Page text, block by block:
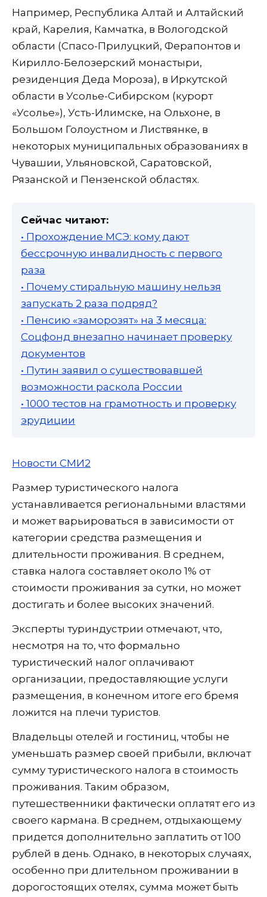
Например, Республика Алтай и Алтайский
край, Карелия, Камчатка, в Вологодской
области (Спасо-Прилуцкий, Ферапонтов и
Кирилло-Белозерский монастыри,
резиденция Деда Мороза), в Иркутской
области в Усолье-Сибирском (курорт
«Усолье»), Усть-Илимске, на Ольхоне, в
Большом Голоустном и Листвянке, в
некоторых муниципальных образованиях в
Чувашии, Ульяновской, Саратовской,
Рязанской и Пензенской областях.
Сейчас читают:
• Прохождение МСЭ: кому дают
бессрочную инвалидность с первого
раза
• Почему стиральную машину нельзя
запускать 2 раза подряд?
• Пенсию «заморозят» на 3 месяца:
Соцфонд внезапно начинает проверку
документов
• Путин заявил о существовавшей
возможности раскола России
• 1000 тестов на грамотность и проверку
эрудиции
Новости СМИ2
Размер туристического налога
устанавливается региональными властями
и может варьироваться в зависимости от
категории средства размещения и
длительности проживания. В среднем,
ставка налога составляет около 1% от
стоимости проживания за сутки, но может
достигать и более высоких значений.
Эксперты туриндустрии отмечают, что,
несмотря на то, что формально
туристический налог оплачивают
организации, предоставляющие услуги
размещения, в конечном итоге его бремя
ложится на плечи туристов.
Владельцы отелей и гостиниц, чтобы не
уменьшать размер своей прибыли, включат
сумму туристического налога в стоимость
проживания. Таким образом,
путешественники фактически оплатят его из
своего кармана. В среднем, отдыхающему
придется дополнительно заплатить от 100
рублей в день. Однако, в некоторых случаях,
особенно при длительном проживании в
дорогостоящих отелях, сумма может быть